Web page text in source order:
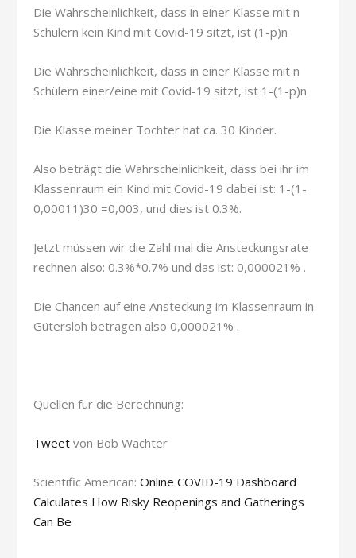
Die Wahrscheinlichkeit, dass in einer Klasse mit n
Schülern kein Kind mit Covid-19 sitzt, ist (1-p)n
Die Wahrscheinlichkeit, dass in einer Klasse mit n
Schülern einer/eine mit Covid-19 sitzt, ist 1-(1-p)n
Die Klasse meiner Tochter hat ca. 30 Kinder.
Also beträgt die Wahrscheinlichkeit, dass bei ihr im
Klassenraum ein Kind mit Covid-19 dabei ist: 1-(1-
0,00011)30 =0,003, und dies ist 0.3%.
Jetzt müssen wir die Zahl mal die Ansteckungsrate
rechnen also: 0.3%*0.7% und das ist: 0,000021% .
Die Chancen auf eine Ansteckung im Klassenraum in
Gütersloh betragen also 0,000021% .
Quellen für die Berechnung:
Tweet von Bob Wachter
Scientific American:Online COVID-19 Dashboard
Calculates How Risky Reopenings and Gatherings
Can Be